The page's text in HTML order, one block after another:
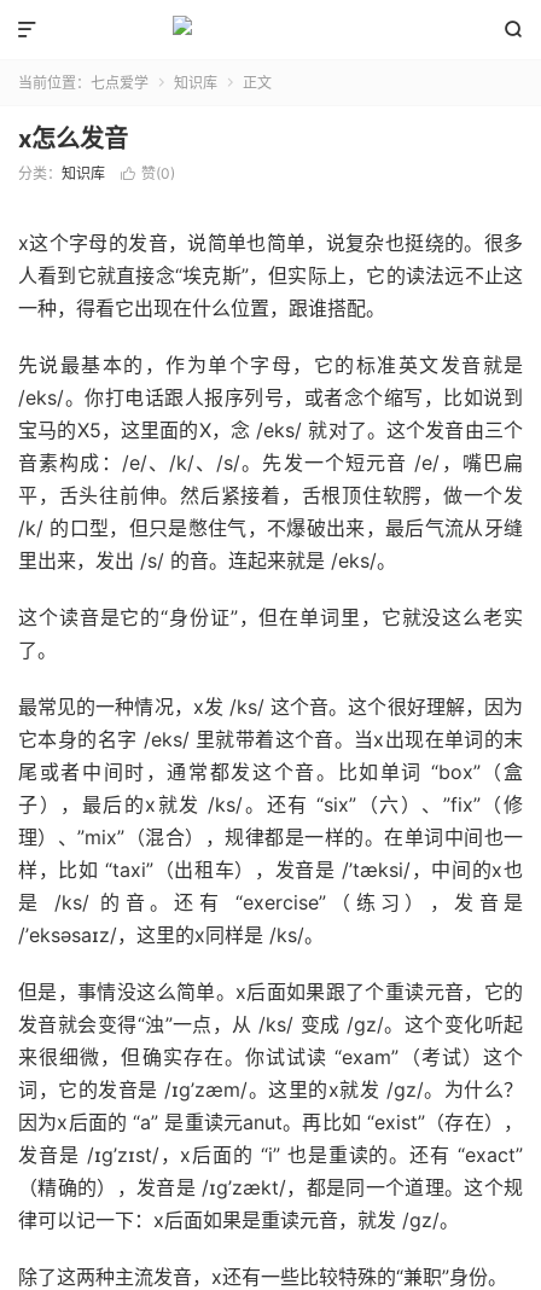


当前位置： 七点爱学  知识库  正文
x怎么发音
分类： 知识库  赞(0)
x这个字母的发音，说简单也简单，说复杂也挺绕的。很多
人看到它就直接念“埃克斯”，但实际上，它的读法远不止这
一种，得看它出现在什么位置，跟谁搭配。
先说最基本的，作为单个字母，它的标准英文发音就是
/eks/。你打电话跟人报序列号，或者念个缩写，比如说到
宝马的X5，这里面的X，念 /eks/ 就对了。这个发音由三个
音素构成：/e/、/k/、/s/。先发一个短元音 /e/，嘴巴扁
平，舌头往前伸。然后紧接着，舌根顶住软腭，做一个发
/k/ 的口型，但只是憋住气，不爆破出来，最后气流从牙缝
里出来，发出 /s/ 的音。连起来就是 /eks/。
这个读音是它的“身份证”，但在单词里，它就没这么老实
了。
最常见的一种情况，x发 /ks/ 这个音。这个很好理解，因为
它本身的名字 /eks/ 里就带着这个音。当x出现在单词的末
尾或者中间时，通常都发这个音。比如单词 “box”（盒
子），最后的x就发 /ks/。还有 “six”（六）、”fix”（修
理）、”mix”（混合），规律都是一样的。在单词中间也一
样，比如 “taxi”（出租车），发音是 /’tæksi/，中间的x也
是 /ks/ 的音。还有 “exercise”（练习），发音是
/’eksəsaɪz/，这里的x同样是 /ks/。
但是，事情没这么简单。x后面如果跟了个重读元音，它的
发音就会变得“浊”一点，从 /ks/ 变成 /gz/。这个变化听起
来很细微，但确实存在。你试试读 “exam”（考试）这个
词，它的发音是 /ɪg’zæm/。这里的x就发 /gz/。为什么？
因为x后面的 “a” 是重读元anut。再比如 “exist”（存在），
发音是 /ɪg’zɪst/，x后面的 “i” 也是重读的。还有 “exact”
（精确的），发音是 /ɪg’zækt/，都是同一个道理。这个规
律可以记一下：x后面如果是重读元音，就发 /gz/。
除了这两种主流发音，x还有一些比较特殊的“兼职”身份。